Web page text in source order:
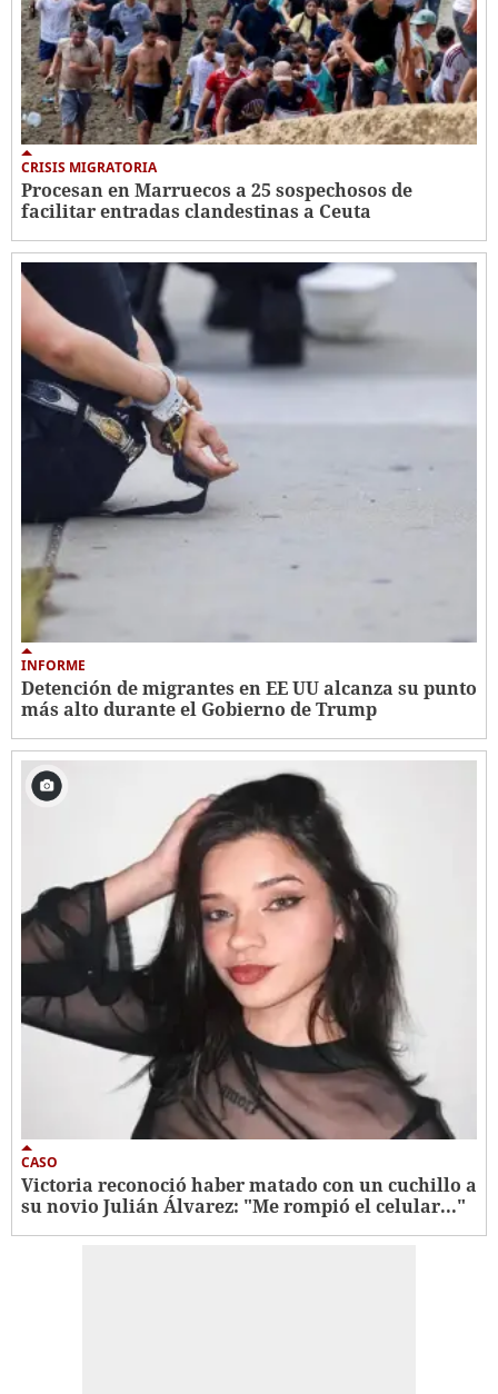
CRISIS MIGRATORIA
Procesan en Marruecos a 25 sospechosos de
facilitar entradas clandestinas a Ceuta
INFORME
Detención de migrantes en EE UU alcanza su punto
más alto durante el Gobierno de Trump
CASO
Victoria reconoció haber matado con un cuchillo a
su novio Julián Álvarez: "Me rompió el celular..."